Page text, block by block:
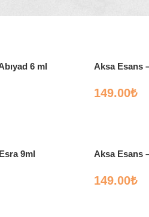
6 ml Aksa Esans
149.00₺
9ml Aksa Esans
149.00₺